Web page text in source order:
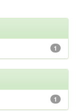
1
1